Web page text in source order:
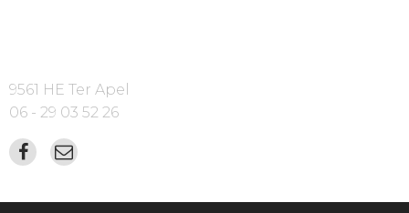
9561 HE Ter Apel
06 - 29 03 52 26